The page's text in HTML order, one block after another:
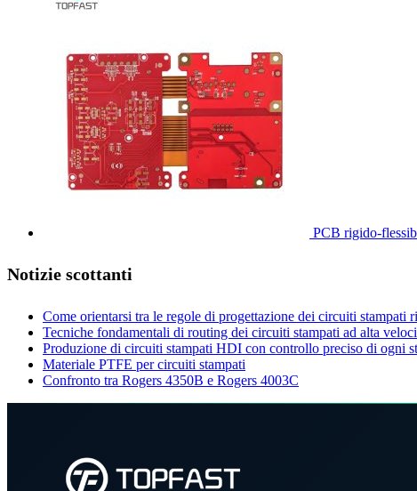
PCB rigido-
Notizie scottanti
Come orientarsi tra le regole di progettazione dei circuiti
Tecniche fondamentali di routing dei circuiti stampati ad alta
Produzione di circuiti stampati HDI con controllo preciso di ogni
Materiale PTFE per circuiti stampati
Confronto tra Rogers 4350B e Rogers 4003C